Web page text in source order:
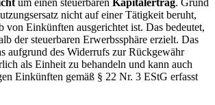
nicht auf einer Tätigkeit beruht,
von Einkünften ausgerichtet ist. Das bedeutet,
der steuerbaren Erwerbssphäre erzielt. Das
aufgrund des Widerrufs zur Rückgewähr
als Einheit zu behandeln und kann auch
Einkünften gemäß § 22 Nr. 3 EStG erfasst